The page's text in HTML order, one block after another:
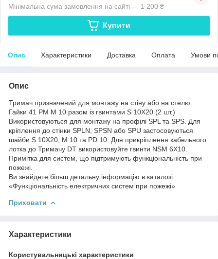
Мінімальна сума замовлення на сайті — 1 200 ₴
Купити
Опис Характеристики Доставка Оплата Умови
Опис
Тримач призначений для монтажу на стіну або на стелю.
Гайки 41 PM M 10 разом із гвинтами S 10X20 (2 шт.)
Використовуються для монтажу на профілі SPL та SPS. Для
кріплення до стінки SPLN, SPSN або SPU застосовуються
шайби S 10X20, M 10 та PD 10. Для прикріплення кабельного
лотка до Тримачу DT використовуйте гвинти NSM 6X10.
Примітка для систем, що підтримують функціональність при
пожежі.
Ви знайдете більш детальну інформацію в каталозі
«Функціональність електричних систем при пожежі»
Приховати
Характеристики
Користувальницькі характеристики